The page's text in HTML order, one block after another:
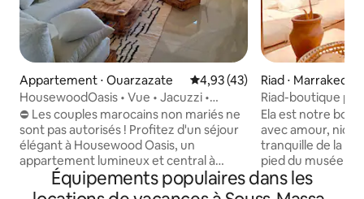
Appartement ⋅ Ouarzazate Évaluation moyenne sur la
4,93 (43)
HousewoodOasis • Vue • Jacuzzi •
Confort moderne
⛔️ Les couples marocains non mariés ne
sont pas autorisés ! Profitez d'un séjour
élégant à Housewood Oasis, un
appartement lumineux et central à
Ouarzazate. Cet élégant logement de
2 chambres dispose d'un jacuzzi, d'une
Riad ⋅ Marrakech
Riad-boutique
en plein air
Ela est notre
avec amour,
tranquille de la
pied du musée
un confort réel, il
accueillants pour
Équipements populaires dans les